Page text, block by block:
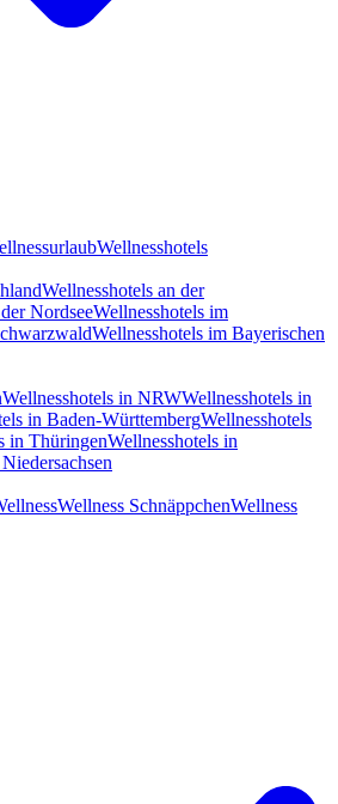
Wellnesshotels
Wellnesshotels an der
NordseeWellnesshotels im
Wellnesshotels im Bayerischen
Wellnesshotels in NRWWellnesshotels in
in Baden-WürttembergWellnesshotels
in ThüringenWellnesshotels in
Wellness SchnäppchenWellness